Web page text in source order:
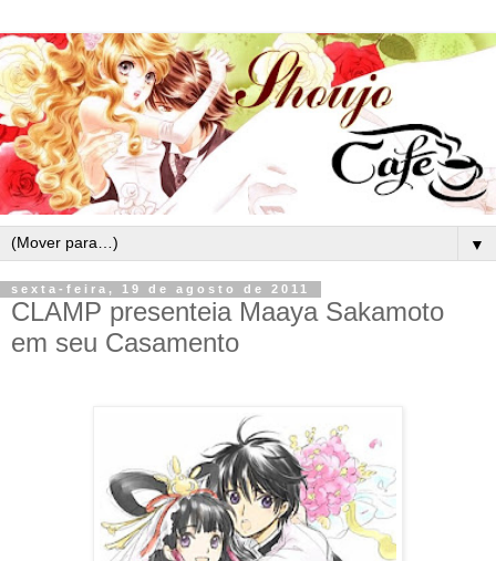
▼
sexta-feira, 19 de agosto de 2011
CLAMP presenteia Maaya Sakamoto
em seu Casamento